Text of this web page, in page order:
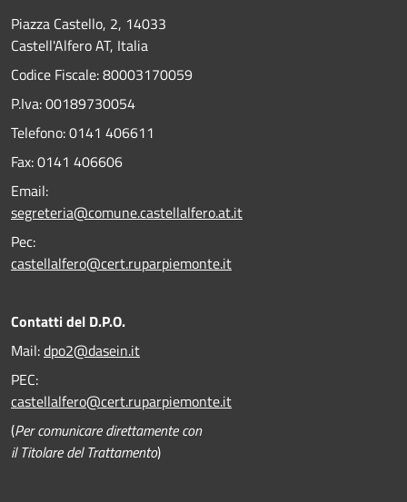
Piazza Castello, 2, 14033
Castell'Alfero AT, Italia
Codice Fiscale: 80003170059
P.Iva: 00189730054
Telefono:0141 406611
Fax:0141 406606
Email:
segreteria@comune.castellalfero.at.it
Pec:
castellalfero@cert.ruparpiemonte.it
Contatti del D.P.O.
Mail:dpo2@dasein.it
PEC:
castellalfero@cert.ruparpiemonte.it
(Per comunicare direttamente con
il Titolare del Trattamento)